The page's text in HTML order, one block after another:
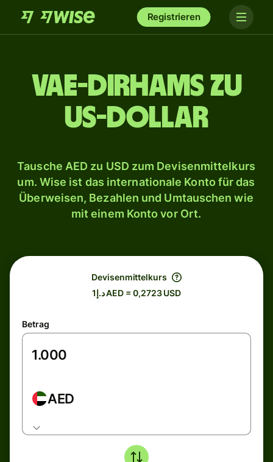
Registrieren
VAE-Dirhams zu
US-Dollar
Tausche AED zu USD zum Devisenmittelkurs
um. Wise ist das internationale Konto für das
Überweisen, Bezahlen und Umtauschen wie
mit einem Konto vor Ort.
Devisenmittelkurs
د.إ1 AED = 0,2723 USD
Betrag
AED